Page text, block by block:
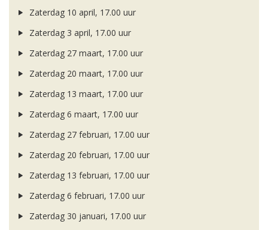
Zaterdag 10 april, 17.00 uur
Zaterdag 3 april, 17.00 uur
Zaterdag 27 maart, 17.00 uur
Zaterdag 20 maart, 17.00 uur
Zaterdag 13 maart, 17.00 uur
Zaterdag 6 maart, 17.00 uur
Zaterdag 27 februari, 17.00 uur
Zaterdag 20 februari, 17.00 uur
Zaterdag 13 februari, 17.00 uur
Zaterdag 6 februari, 17.00 uur
Zaterdag 30 januari, 17.00 uur